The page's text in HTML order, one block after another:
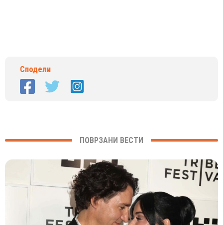
Сподели
ПОВРЗАНИ ВЕСТИ